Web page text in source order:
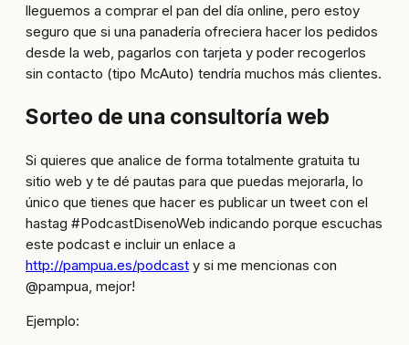
lleguemos a comprar el pan del día online, pero estoy
seguro que si una panadería ofreciera hacer los pedidos
desde la web, pagarlos con tarjeta y poder recogerlos
sin contacto (tipo McAuto) tendría muchos más clientes.
Sorteo de una consultoría web
Si quieres que analice de forma totalmente gratuita tu
sitio web y te dé pautas para que puedas mejorarla, lo
único que tienes que hacer es publicar un tweet con el
hastag #PodcastDisenoWeb indicando porque escuchas
este podcast e incluir un enlace a
http://pampua.es/podcast y si me mencionas con
@pampua, mejor!
Ejemplo: